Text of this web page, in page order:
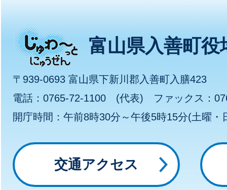
じ
ゅ
わ
～
っ
と
富山県入善町役
〒939-0693 富山県下新川郡入善町入膳423
電話：0765-72-1100 (代表) ファックス：
開庁時間：午前8時30分～午後5時15分(土曜
交通アクセス